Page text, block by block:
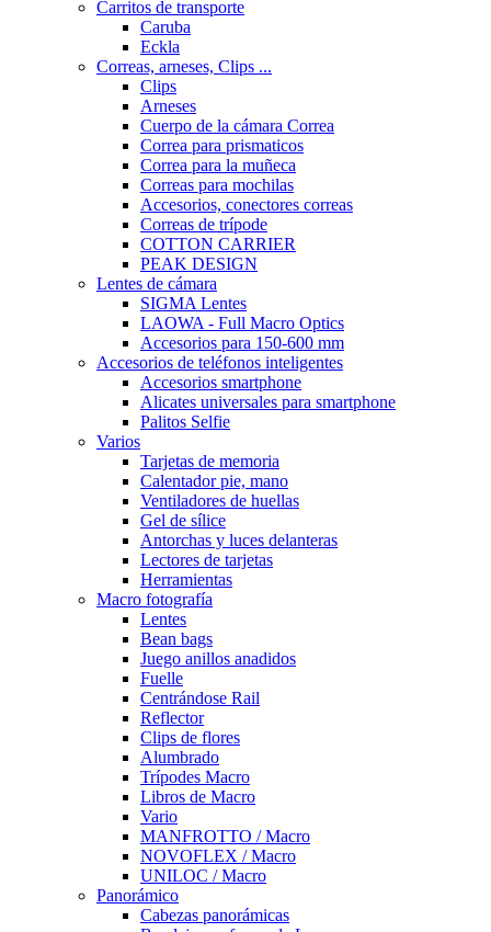
Carritos de transporte
Caruba
Eckla
Correas, arneses, Clips ...
Clips
Arneses
Cuerpo de la cámara Correa
Correa para prismaticos
Correa para la muñeca
Correas para mochilas
Accesorios, conectores correas
Correas de trípode
COTTON CARRIER
PEAK DESIGN
Lentes de cámara
SIGMA Lentes
LAOWA - Full Macro Optics
Accesorios para 150-600 mm
Accesorios de teléfonos inteligentes
Accesorios smartphone
Alicates universales para smartphone
Palitos Selfie
Varios
Tarjetas de memoria
Calentador pie, mano
Ventiladores de huellas
Gel de sílice
Antorchas y luces delanteras
Lectores de tarjetas
Herramientas
Macro fotografía
Lentes
Bean bags
Juego anillos anadidos
Fuelle
Centrándose Rail
Reflector
Clips de flores
Alumbrado
Trípodes Macro
Libros de Macro
Vario
MANFROTTO / Macro
NOVOFLEX / Macro
UNILOC / Macro
Panorámico
Cabezas panorámicas